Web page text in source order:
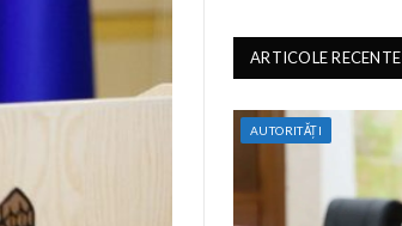
ARTICOLE RECENTE
AUTORITĂȚI